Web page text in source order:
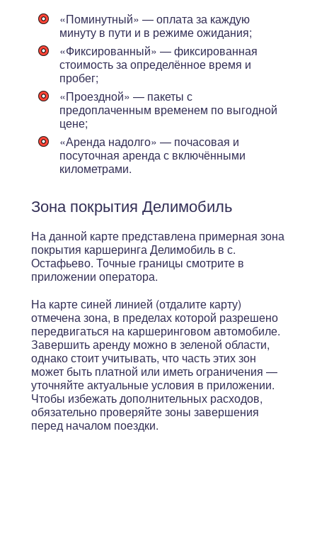
«Поминутный» — оплата за каждую
минуту в пути и в режиме ожидания;
«Фиксированный» — фиксированная
стоимость за определённое время и
пробег;
«Проездной» — пакеты с
предоплаченным временем по выгодной
цене;
«Аренда надолго» — почасовая и
посуточная аренда с включёнными
километрами.
Зона покрытия Делимобиль
На данной карте представлена примерная зона
покрытия каршеринга Делимобиль в с.
Остафьево. Точные границы смотрите в
приложении оператора.
На карте синей линией (отдалите карту)
отмечена зона, в пределах которой разрешено
передвигаться на каршеринговом автомобиле.
Завершить аренду можно в зеленой области,
однако стоит учитывать, что часть этих зон
может быть платной или иметь ограничения —
уточняйте актуальные условия в приложении.
Чтобы избежать дополнительных расходов,
обязательно проверяйте зоны завершения
перед началом поездки.